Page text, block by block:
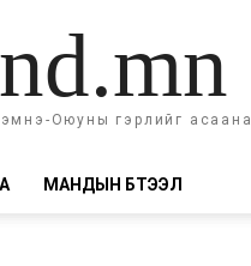
Оюуны гэрлийг асаана
МАНДЫН БҮТЭЭЛ